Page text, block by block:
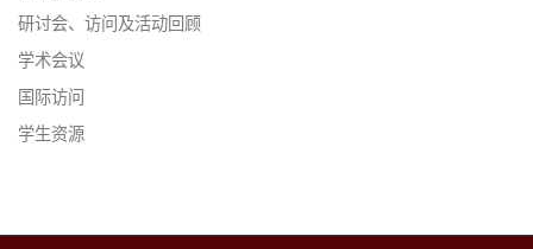
研讨会、访问及活动回顾
学术会议
国际访问
学生资源